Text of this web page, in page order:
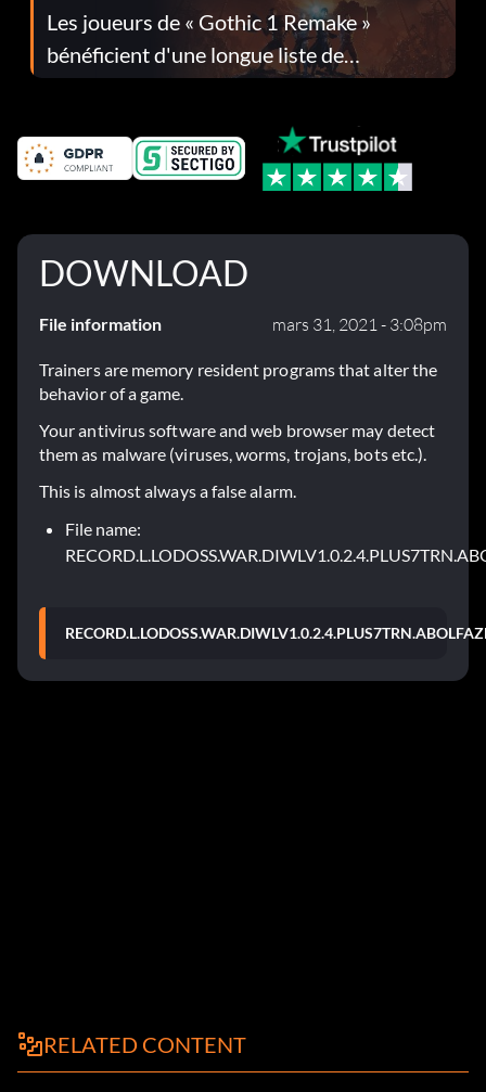
Les joueurs de « Gothic 1 Remake »
bénéficient d'une longue liste de
corrections dans la mise à jour 1.0.4
DOWNLOAD
File information mars 31, 2021 - 3:08pm
Trainers are memory resident programs that alter the
behavior of a game.
Your antivirus software and web browser may detect
them as malware (viruses, worms, trojans, bots etc.).
This is almost always a false alarm.
File name:
RELATED CONTENT